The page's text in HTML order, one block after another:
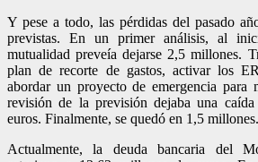
Y pese a todo, las pérdidas del pasado
previstas. En un primer análisis, al
mutualidad preveía dejarse 2,5 millones.
plan de recorte de gastos, activar los
abordar un proyecto de emergencia para
revisión de la previsión dejaba una
euros. Finalmente, se quedó en 1,5 millones.
Actualmente, la deuda bancaria del